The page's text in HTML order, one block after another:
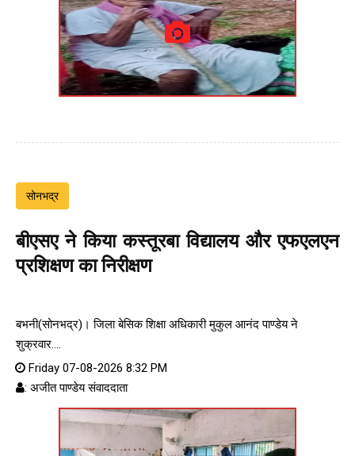
सोनभद्र
बीएसए ने किया कस्तूरबा विद्यालय और एफएलएन
प्रशिक्षण का निरीक्षण
बभनी(सोनभद्र)। जिला बेसिक शिक्षा अधिकारी मुकुल आनंद पाण्डेय ने
शुक्रवार....
Friday 07-08-2026 8:32 PM
: अजीत पाण्डेय संवाददाता